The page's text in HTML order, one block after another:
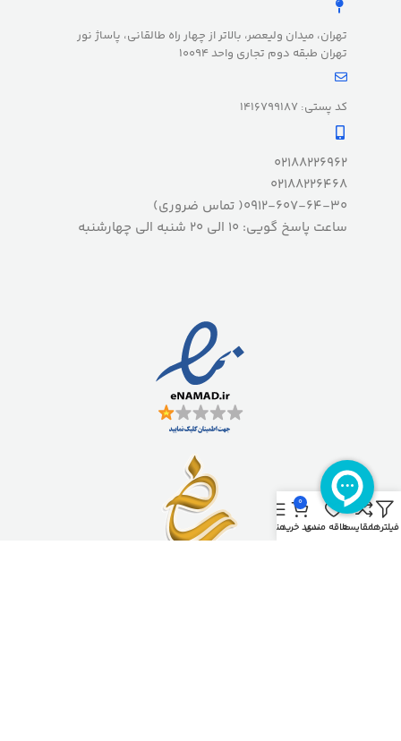
تهران، میدان ولیعصر، بالاتر از چهار راه طالقانی، پاساژ نور
تهران طبقه دوم تجاری واحد 10094
کد پستی: 1416799187
02188226962
02188226468
0912-607-64-30( تماس ضروری)
ساعت پاسخ گویی: 10 الی 20 شنبه الی چهارشنبه
فیلترهامقایسهعلاقه مندی
0
سبد خریدمنو